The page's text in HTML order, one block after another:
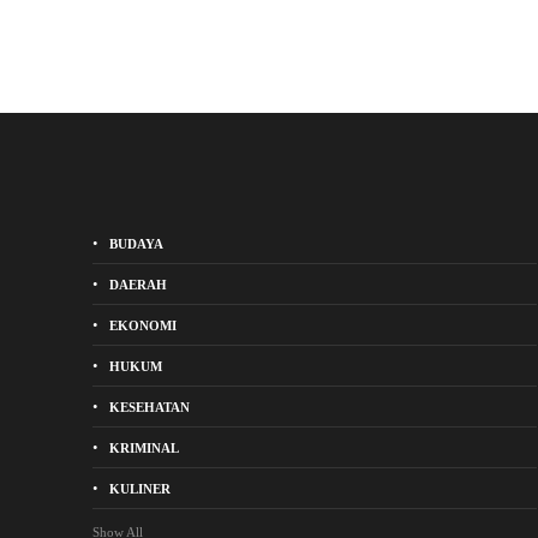
BUDAYA
DAERAH
EKONOMI
HUKUM
KESEHATAN
KRIMINAL
KULINER
Show All